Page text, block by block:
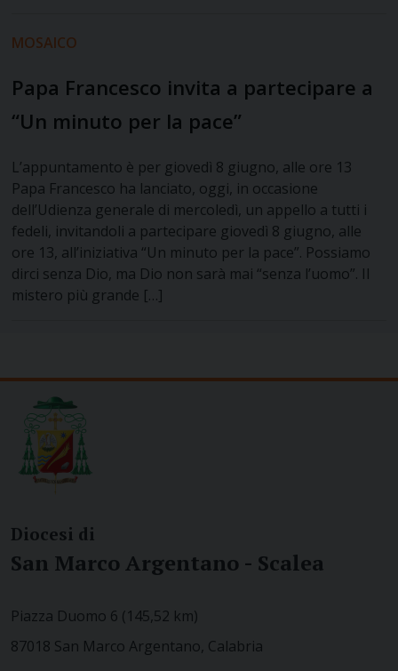
MOSAICO
Papa Francesco invita a partecipare a
“Un minuto per la pace”
L’appuntamento è per giovedì 8 giugno, alle ore 13
Papa Francesco ha lanciato, oggi, in occasione
dell’Udienza generale di mercoledì, un appello a tutti i
fedeli, invitandoli a partecipare giovedì 8 giugno, alle
ore 13, all’iniziativa “Un minuto per la pace”. Possiamo
dirci senza Dio, ma Dio non sarà mai “senza l’uomo”. Il
mistero più grande […]
Diocesi di
San Marco Argentano - Scalea
Piazza Duomo 6 (145,52 km)
87018 San Marco Argentano, Calabria